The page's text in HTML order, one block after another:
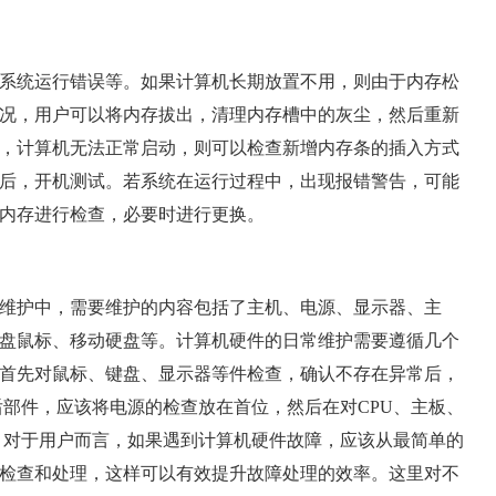
运行错误等。如果计算机长期放置不用，则由于内存松
，用户可以将内存拔出，清理内存槽中的灰尘，然后重新
计算机无法正常启动，则可以检查新增内存条的插入方式
，开机测试。若系统在运行过程中，出现报错警告，可能
存进行检查，必要时进行更换。
中，需要维护的内容包括了主机、电源、显示器、主
鼠标、移动硬盘等。计算机硬件的日常维护需要遵循几个
先对鼠标、键盘、显示器等件检查，确认不存在异常后，
件，应该将电源的检查放在首位，然后在对CPU、主板、
于用户而言，如果遇到计算机硬件故障，应该从最简单的
查和处理，这样可以有效提升故障处理的效率。这里对不